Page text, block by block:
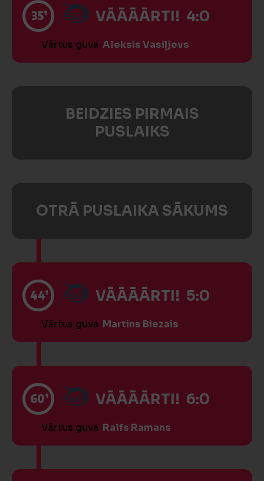
35’ VĀĀĀĀRTI! 4:0
Vārtus guva Aleksis Vasiļjevs
BEIDZIES PIRMAIS
PUSLAIKS
OTRĀ PUSLAIKA SĀKUMS
44’ VĀĀĀĀRTI! 5:0
Vārtus guva Martins Biezais
60’ VĀĀĀĀRTI! 6:0
Vārtus guva Ralfs Ramans